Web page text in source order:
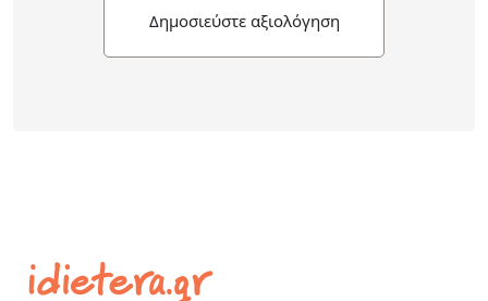
Δημοσιεύστε αξιολόγηση